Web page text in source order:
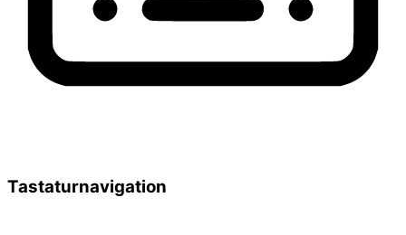
Tastaturnavigation